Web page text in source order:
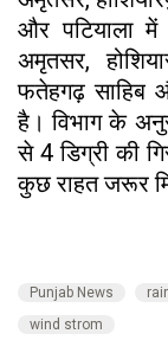
और पटियाला
अमृतसर,
फतेहगढ़ साहिब
है। विभाग के
से 4 डिग्री की
कुछ राहत जरूर
Punjab News
wind strom